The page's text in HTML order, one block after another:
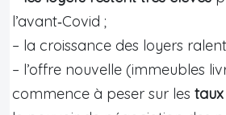
l’avant‑Covid ;
– la croissance des loyers
– l’offre nouvelle (immeubles
commence à peser sur les